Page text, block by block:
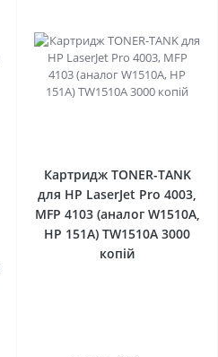
Картридж TONER-TANK
для HP LaserJet Pro 4003,
MFP 4103 (аналог W1510A,
HP 151A) TW1510A 3000
копій